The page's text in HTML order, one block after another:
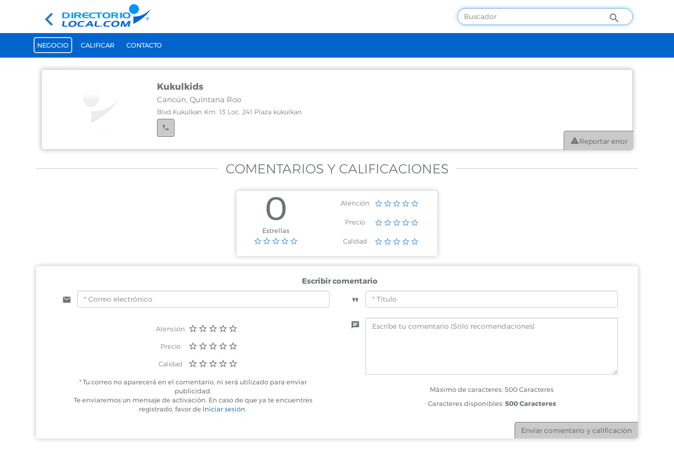
NEGOCIO CALIFICAR CONTACTO
Kukulkids
Cancún, Quintana Roo
Blvd.Kukulkan Km. 13 Loc. 241 Plaza kukulkan
Reportar error
COMENTARIOS Y CALIFICACIONES
0
Estrellas
Atención
Precio
Calidad
Escribir comentario
Atención
Precio
Calidad
* Tu correo no aparecerá en el comentario, ni será utilizado para enviar
publicidad.
Te enviaremos un mensaje de activación. En caso de que ya te encuentres
registrado, favor de Iniciar sesión.
Máximo de caracteres: 500 Caracteres
Caracteres disponibles: 500 Caracteres